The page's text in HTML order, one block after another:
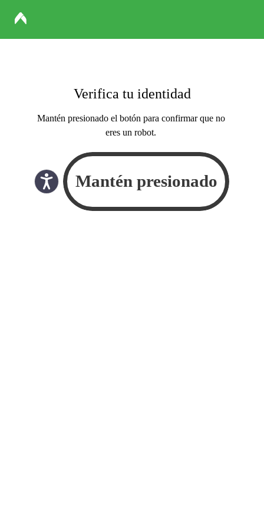
Verifica tu identidad
Mantén presionado el botón para confirmar que no
eres un robot.